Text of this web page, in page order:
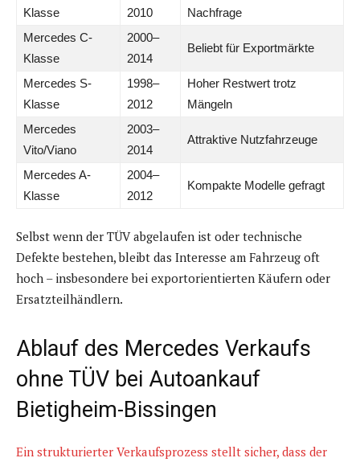
Klasse
2010
Nachfrage
Mercedes C-
Klasse
2000–
2014
Beliebt für Exportmärkte
Mercedes S-
Klasse
1998–
2012
Hoher Restwert trotz
Mängeln
Mercedes
Vito/Viano
2003–
2014
Attraktive Nutzfahrzeuge
Mercedes A-
Klasse
2004–
2012
Kompakte Modelle gefragt
Selbst wenn der TÜV abgelaufen ist oder technische
Defekte bestehen, bleibt das Interesse am Fahrzeug oft
hoch – insbesondere bei exportorientierten Käufern oder
Ersatzteilhändlern.
Ablauf des Mercedes Verkaufs
ohne TÜV bei Autoankauf
Bietigheim-Bissingen
Ein strukturierter Verkaufsprozess stellt sicher, dass der